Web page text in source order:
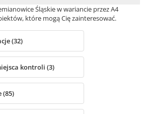
Śląskie w wariancie przez A4
które mogą Cię zainteresować.
(32)
kontroli (3)
(85)